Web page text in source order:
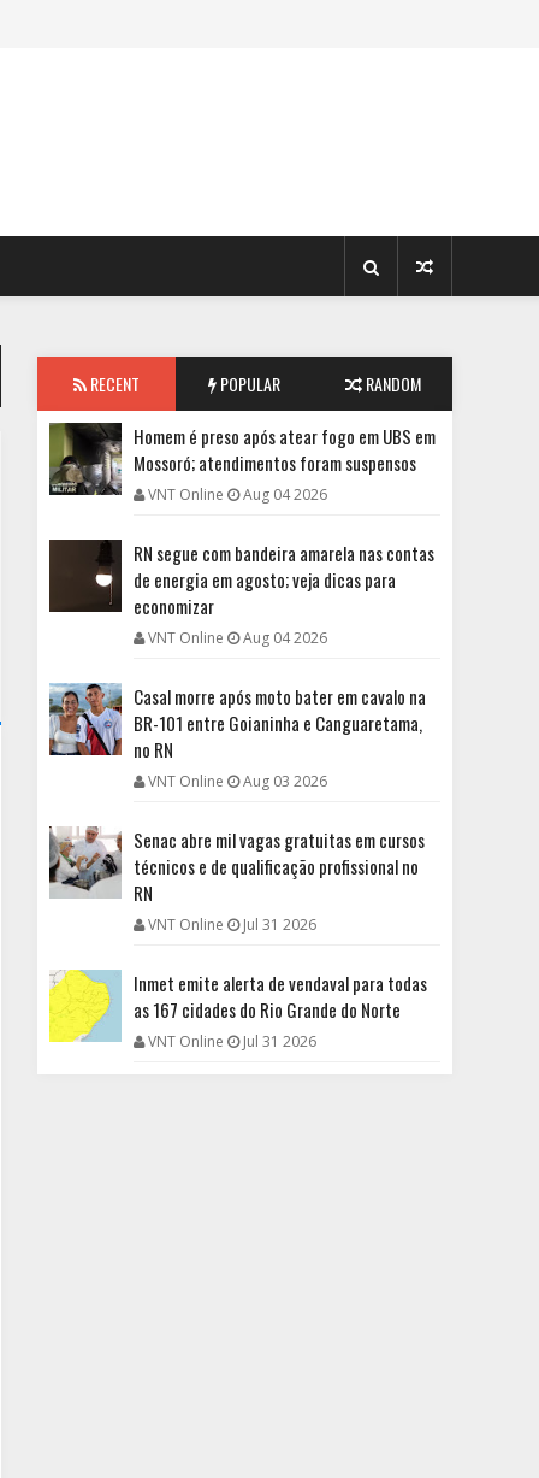
RECENT POPULAR RANDOM
Homem é preso após atear fogo em UBS em
Mossoró; atendimentos foram suspensos
VNT Online Aug 04 2026
RN segue com bandeira amarela nas contas
de energia em agosto; veja dicas para
economizar
VNT Online Aug 04 2026
Casal morre após moto bater em cavalo na
BR-101 entre Goianinha e Canguaretama,
no RN
VNT Online Aug 03 2026
Senac abre mil vagas gratuitas em cursos
técnicos e de qualificação profissional no
RN
VNT Online Jul 31 2026
Inmet emite alerta de vendaval para todas
as 167 cidades do Rio Grande do Norte
VNT Online Jul 31 2026